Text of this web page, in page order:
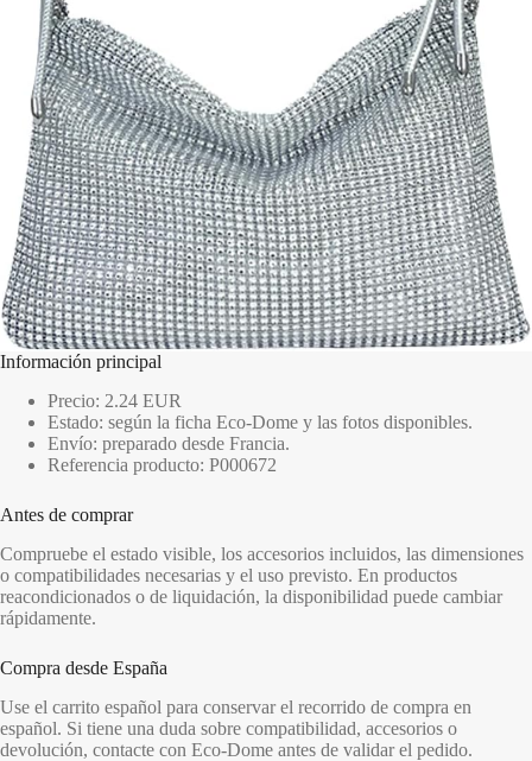
Información principal
Precio: 2.24 EUR
Estado: según la ficha Eco-Dome y las fotos disponibles.
Envío: preparado desde Francia.
Referencia producto: P000672
Antes de comprar
Compruebe el estado visible, los accesorios incluidos, las dimensiones
o compatibilidades necesarias y el uso previsto. En productos
reacondicionados o de liquidación, la disponibilidad puede cambiar
rápidamente.
Compra desde España
Use el carrito español para conservar el recorrido de compra en
español. Si tiene una duda sobre compatibilidad, accesorios o
devolución, contacte con Eco-Dome antes de validar el pedido.